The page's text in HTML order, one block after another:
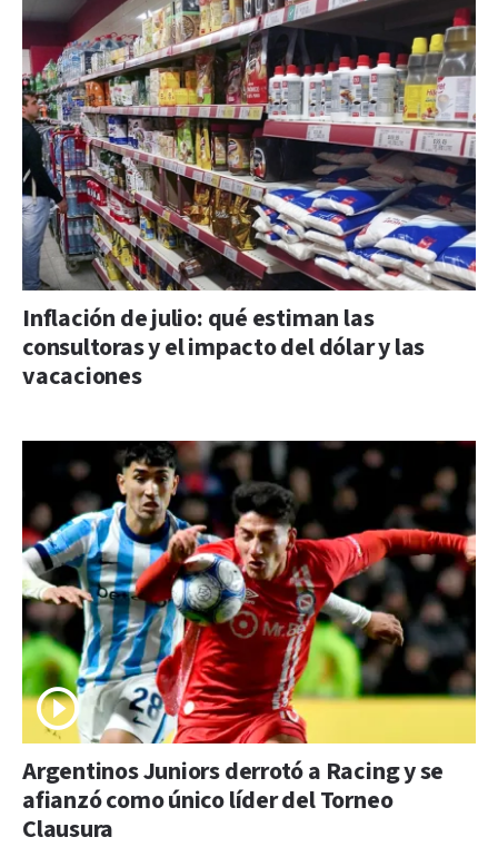
Inflación de julio: qué estiman las
consultoras y el impacto del dólar y las
vacaciones
Argentinos Juniors derrotó a Racing y se
afianzó como único líder del Torneo
Clausura